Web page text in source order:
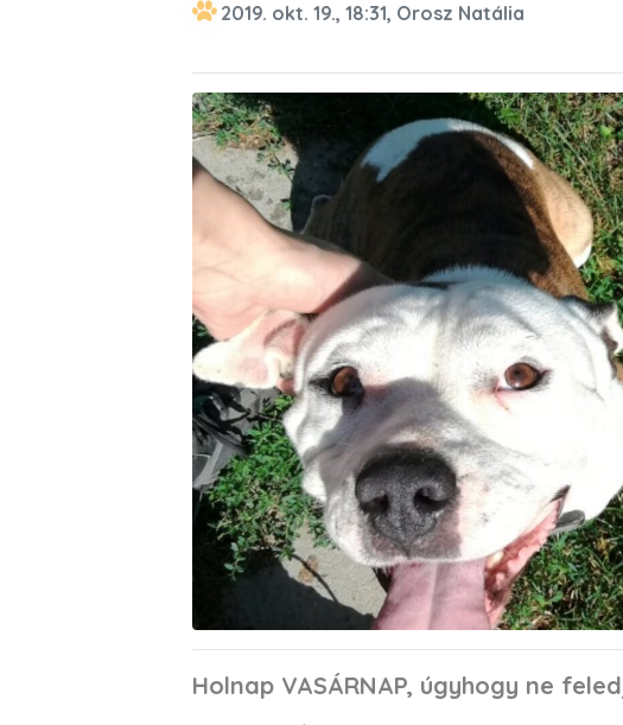
2019. okt. 19., 18:31, Orosz Natália
Holnap VASÁRNAP, úgyhogy ne